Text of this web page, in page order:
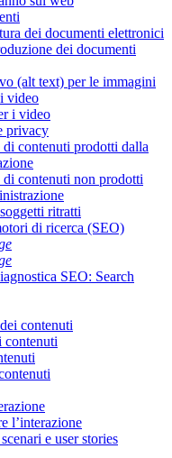
dei documenti elettronici
dei documenti
(alt text) per le immagini
video
i video
privacy
contenuti prodotti dalla
contenuti non prodotti
ritratti
di ricerca (SEO)
SEO: Search
contenuti
contenuti
l’interazione
e user stories